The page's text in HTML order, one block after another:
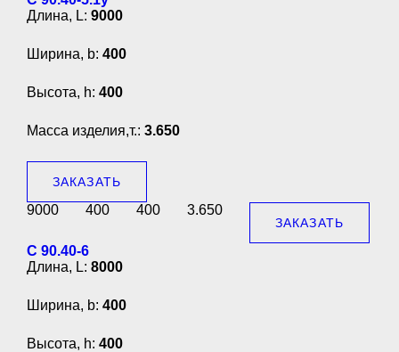
Длина, L: 9000
Ширина, b: 400
Высота, h: 400
Масса изделия,т.: 3.650
ЗАКАЗАТЬ
9000 400 400 3.650
ЗАКАЗАТЬ
С 90.40-6
Длина, L: 8000
Ширина, b: 400
Высота, h: 400